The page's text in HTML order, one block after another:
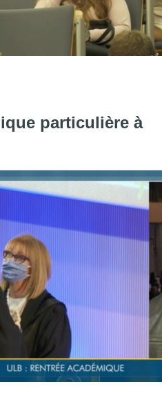
"C’est la rentrée
particulière à